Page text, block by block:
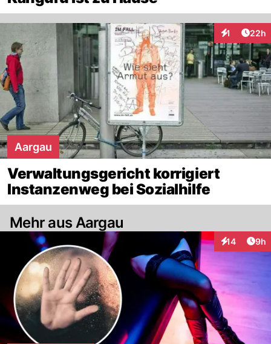
1
Interaktionen
22h
Aargau
Verwaltungsgericht korrigiert
Instanzenweg bei Sozialhilfe
Mehr aus Aargau
14
Interaktionen
9h